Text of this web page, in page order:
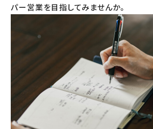
パー営業を目指してみませんか。